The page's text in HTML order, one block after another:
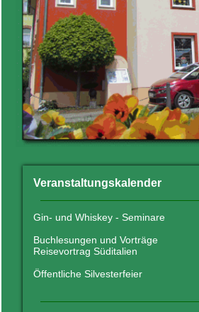
Veranstaltungskalender
Gin- und Whiskey - Seminare
Buchlesungen und Vorträge
Reisevortrag Süditalien
Öffentliche Silvesterfeier